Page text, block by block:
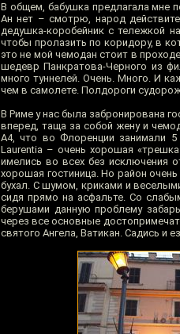
В общем, бабушка предлагала мне
Ан нет – смотрю, народ
дедушка-коробейник с тележкой
чтобы пролазить по коридору, в
это не мой чемодан стоит в
шедевр Панкратова-Черного из
много туннелей. Очень. Много. И
чем в самолете. Полдороги
В Риме у нас была забронирована
вперед, таща за собой жену и
А4, что во Флоренции занимали 5
Laurentia – очень хорошая
имелись во всех без исключения
хорошая гостиница. Но район
бухал. С шумом, криками и
сидя прямо на асфальте. Со
берушами данную проблему
через все основные
святого Ангела, Ватикан. Садись и